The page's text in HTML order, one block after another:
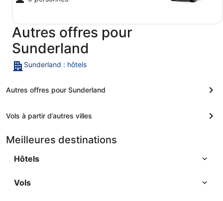
Autres offres pour
Sunderland
Sunderland : hôtels
Autres offres pour Sunderland
Vols à partir d’autres villes
Meilleures destinations
Hôtels
Vols